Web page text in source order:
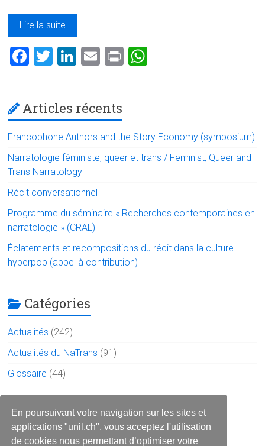
En poursuivant votre navigation sur les sites et
applications "unil.ch", vous acceptez l'utilisation
de cookies nous permettant d’optimiser votre
Lire la suite
F
b
o
ok
T
er
Li
dI
n
E
l
Pr
A
p
Articles récents
Francophone Authors and the Story Economy (symposium)
Narratologie féministe, queer et trans / Feminist, Queer and
Trans Narratology
Récit conversationnel
Programme du séminaire « Recherches contemporaines en
narratologie » (CRAL)
Éclatements et recompositions du récit dans la culture
hyperpop (appel à contribution)
Catégories
Actualités (242)
Actualités du NaTrans (91)
Glossaire (44)
Le réseau sur les réseaux